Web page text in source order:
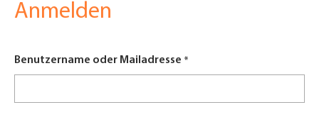
here
Anmelden
Benutzername oder Mailadresse